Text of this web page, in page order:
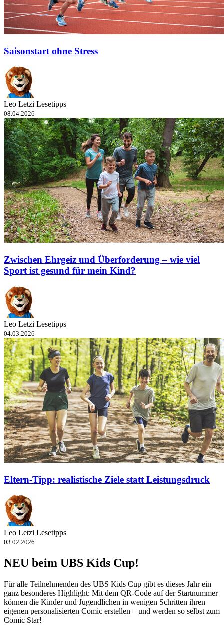
Saisonstart ohne Stress
Leo Letzi Lesetipps
08.04.2026
Zwischen Ehrgeiz und Überforderung – wie viel
Sport ist gesund für mein Kind?
Leo Letzi Lesetipps
04.03.2026
Eltern-Tipp: realistische Ziele statt Leistungsdruck
Leo Letzi Lesetipps
03.02.2026
NEU beim UBS Kids Cup!
Für alle Teilnehmenden des UBS Kids Cup gibt es dieses Jahr ein
ganz besonderes Highlight: Mit dem QR-​Code auf der Startnummer
können die Kinder und Jugendlichen in wenigen Schritten ihren
eigenen personalisierten Comic erstellen – und werden so selbst zum
Comic Star!